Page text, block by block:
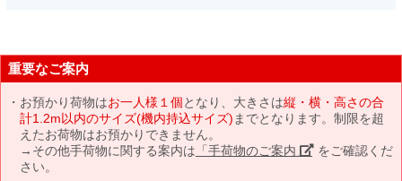
重要なご案内
お預かり荷物はお一人様１個となり、大きさは縦・横・高さの合
計1.2m以内のサイズ(機内持込サイズ)までとなります。制限を超
えたお荷物はお預かりできません。
→その他手荷物に関する案内は 「手荷物のご案内」 をご確認くだ
さい。